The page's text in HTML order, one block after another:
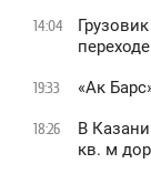
14:04
19:33 «Ак
18:26
В
кв. м